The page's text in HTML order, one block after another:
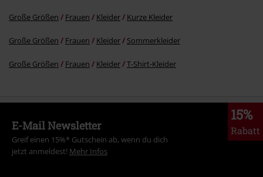
Große Größen Frauen Kleider Kurze Kleider
Große Größen Frauen Kleider Sommerkleider
Große Größen Frauen Kleider T-Shirt-Kleider
15%
Rabatt
E-Mail Newsletter
Greif einen 15%* Gutschein ab, wenn du dich
jetzt anmeldest! Mehr Infos